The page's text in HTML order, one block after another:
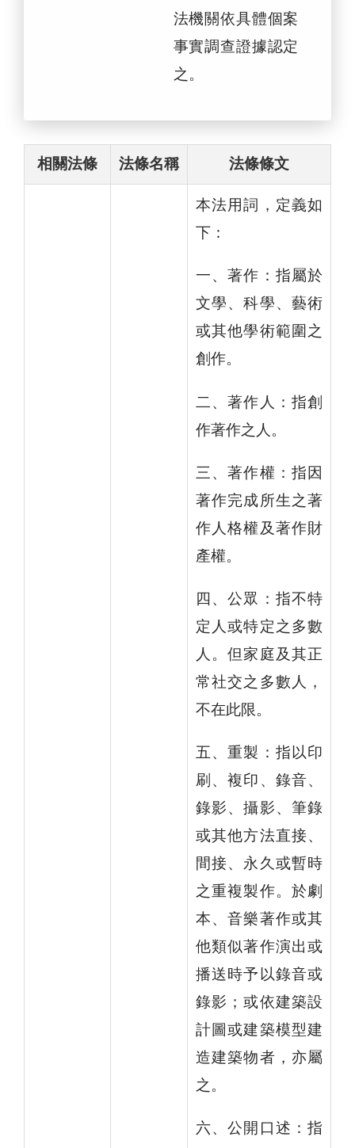
法機關依具體個案
事實調查證據認定
之。
相關法條 法條名稱 法條條文
本法用詞，定義如
下：
一、著作：指屬於
文學、科學、藝術
或其他學術範圍之
創作。
二、著作人：指創
作著作之人。
三、著作權：指因
著作完成所生之著
作人格權及著作財
產權。
四、公眾：指不特
定人或特定之多數
人。但家庭及其正
常社交之多數人，
不在此限。
五、重製：指以印
刷、複印、錄音、
錄影、攝影、筆錄
或其他方法直接、
間接、永久或暫時
之重複製作。於劇
本、音樂著作或其
他類似著作演出或
播送時予以錄音或
錄影；或依建築設
計圖或建築模型建
造建築物者，亦屬
之。
六、公開口述：指